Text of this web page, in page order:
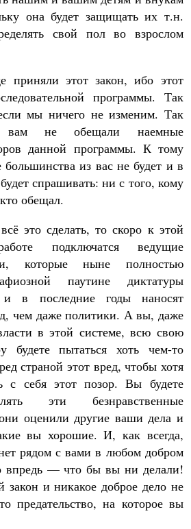
она будет защищать их т.н.
свой пол во взрослом
приняли этот закон, ибо этот
программы. Так
мы ничего не изменим. Так
не обещали наемные
данной программы. К тому
из вас не будет и в
спрашивать: ни с того, кому
обещал.
это сделать, то скоро к этой
подключатся ведущие
которые ныне полностью
паутине диктатуры
и в последние годы наносят
чем даже политики. А вы, даже
в этой системе, всю свою
будете пытаться хоть чем-то
страной этот вред, чтобы хотя
с себя этот позор. Вы будете
эти безнравственные
оценили другие ваши дела и
вы хорошие. И, как всегда,
рядом с вами в любом добром
впредь — что бы вы ни делали!
и никакое доброе дело не
предательство, на которое вы